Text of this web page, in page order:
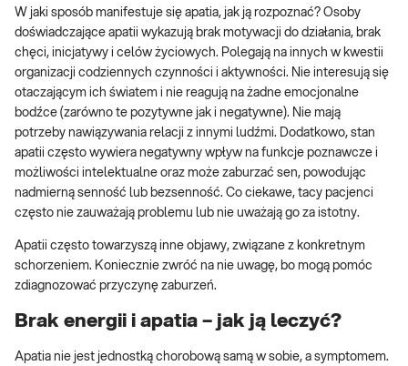
W jaki sposób manifestuje się apatia, jak ją rozpoznać? Osoby
doświadczające apatii wykazują brak motywacji do działania, brak
chęci, inicjatywy i celów życiowych. Polegają na innych w kwestii
organizacji codziennych czynności i aktywności. Nie interesują się
otaczającym ich światem i nie reagują na żadne emocjonalne
bodźce (zarówno te pozytywne jak i negatywne). Nie mają
potrzeby nawiązywania relacji z innymi ludźmi. Dodatkowo, stan
apatii często wywiera negatywny wpływ na funkcje poznawcze i
możliwości intelektualne oraz może zaburzać sen, powodując
nadmierną senność lub bezsenność. Co ciekawe, tacy pacjenci
często nie zauważają problemu lub nie uważają go za istotny.
Apatii często towarzyszą inne objawy, związane z konkretnym
schorzeniem. Koniecznie zwróć na nie uwagę, bo mogą pomóc
zdiagnozować przyczynę zaburzeń.
Brak energii i apatia – jak ją leczyć?
Apatia nie jest jednostką chorobową samą w sobie, a symptomem.